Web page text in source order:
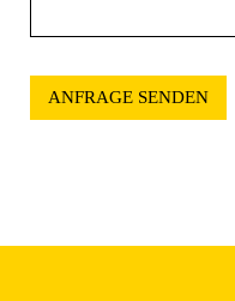
ANFRAGE SENDEN